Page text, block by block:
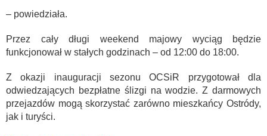
– powiedziała.
Przez cały długi weekend majowy wyciąg będzie
funkcjonował w stałych godzinach – od 12:00 do 18:00.
Z okazji inauguracji sezonu OCSiR przygotował dla
odwiedzających bezpłatne ślizgi na wodzie. Z darmowych
przejazdów mogą skorzystać zarówno mieszkańcy Ostródy,
jak i turyści.